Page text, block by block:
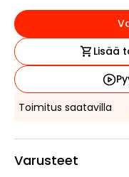
Lisää
Toimitus saatavilla
Varusteet